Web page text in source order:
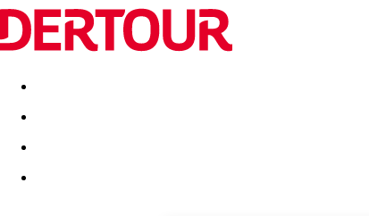
Destinatii Vacanta perfecta OFERTE DE NERATAT